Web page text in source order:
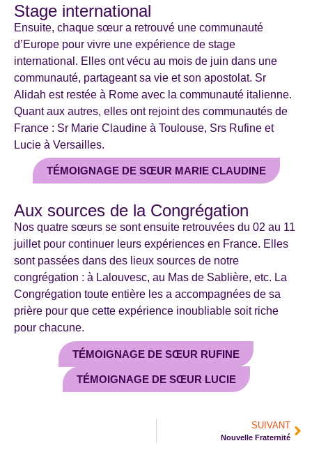
Stage international
Ensuite, chaque sœur a retrouvé une communauté
d’Europe pour vivre une expérience de stage
international. Elles ont vécu au mois de juin dans une
communauté, partageant sa vie et son apostolat. Sr
Alidah est restée à Rome avec la communauté italienne.
Quant aux autres, elles ont rejoint des communautés de
France : Sr Marie Claudine à Toulouse, Srs Rufine et
Lucie à Versailles.
TÉMOIGNAGE DE SŒUR MARIE CLAUDINE
Aux sources de la Congrégation
Nos quatre sœurs se sont ensuite retrouvées du 02 au 11
juillet pour continuer leurs expériences en France. Elles
sont passées dans des lieux sources de notre
congrégation : à Lalouvesc, au Mas de Sablière, etc. La
Congrégation toute entière les a accompagnées de sa
prière pour que cette expérience inoubliable soit riche
pour chacune.
TÉMOIGNAGE DE SŒUR RUFINE
TÉMOIGNAGE DE SŒUR LUCIE
SUIVANT
Nouvelle Fraternité